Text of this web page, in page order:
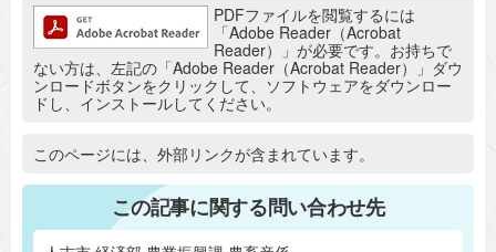
追加情報：PDFファイルPDFファイルを閲覧するには
「Adobe Reader（Acrobat
Reader）」が必要です。お持ちで
ない方は、左記の「Adobe Reader（Acrobat Reader）」ダウ
ンロードボタンをクリックして、ソフトウェアをダウンロー
ドし、インストールしてください。
追加情報：外部リンク
このページには、外部リンクが含まれています。
この記事に関する問い合わせ先